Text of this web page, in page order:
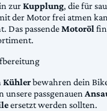
zurKupplung, die für
der Motor frei atmen
Das passendeMotoröl
Kühlerbewahren dein
passgenauen
ersetzt werden sollten.